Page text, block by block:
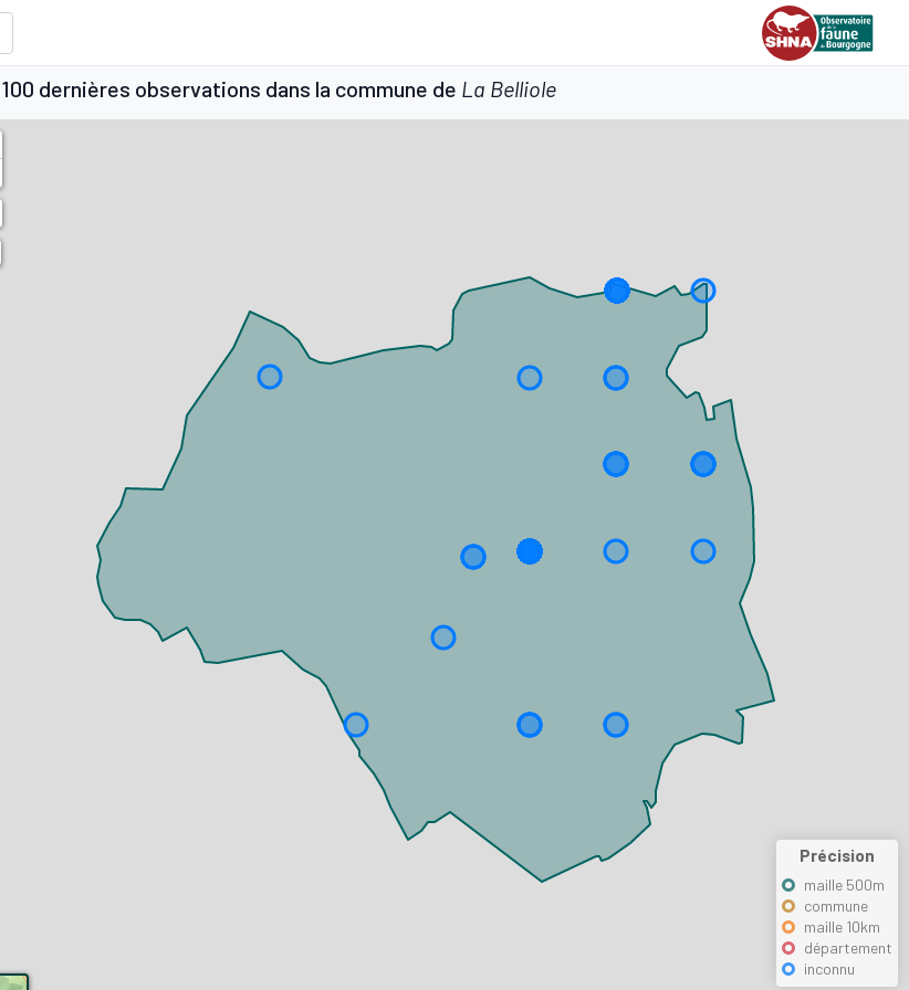
dernières observations dans la commune de La Belliole
Précision
maille 500m
commune
maille 10km
département
inconnu